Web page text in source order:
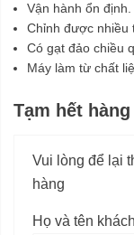
Vận hành ổn định.
Chỉnh được nhiều
Có gạt đảo chiều
Máy làm từ chất
Tạm hết hàng
Vui lòng để lại
hàng
Họ và tên